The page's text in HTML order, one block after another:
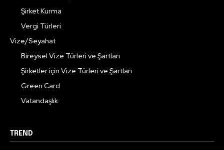
Şirket Kurma
Vergi Türleri
Vize/Seyahat
Bireysel Vize Türleri ve Şartları
Şirketler için Vize Türleri ve Şartları
Green Card
Vatandaşlık
TREND